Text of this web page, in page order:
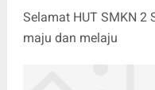
Selamat HUT SMKN 2
maju dan melaju